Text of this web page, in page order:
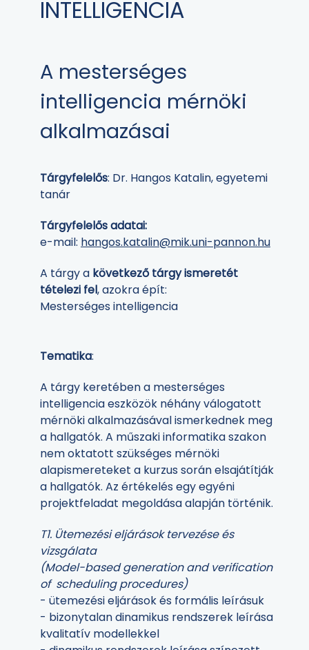
INTELLIGENCIA
A mesterséges
intelligencia mérnöki
alkalmazásai
Tárgyfelelős: Dr. Hangos Katalin, egyetemi
tanár
Tárgyfelelős adatai:
e-mail: hangos.katalin@mik.uni-pannon.hu
A tárgy a következő tárgy ismeretét
tételezi fel, azokra épít:
Mesterséges intelligencia
Tematika:
A tárgy keretében a mesterséges
intelligencia eszközök néhány válogatott
mérnöki alkalmazásával ismerkednek meg
a hallgatók. A műszaki informatika szakon
nem oktatott szükséges mérnöki
alapismereteket a kurzus során elsajátítják
a hallgatók. Az értékelés egy egyéni
projektfeladat megoldása alapján történik.
T1. Ütemezési eljárások tervezése és
vizsgálata
(Model-based generation and verification
of scheduling procedures)
- ütemezési eljárások és formális leírásuk
- bizonytalan dinamikus rendszerek leírása
kvalitatív modellekkel